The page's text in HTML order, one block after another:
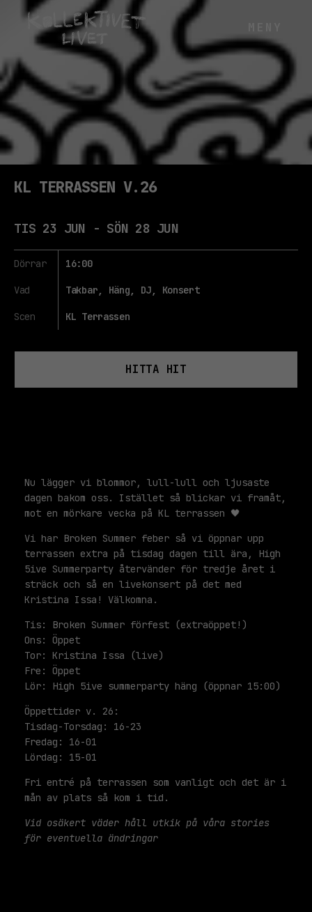
KL TERRASSEN V.26
TIS 23 JUN - SÖN 28 JUN
Dörrar 16:00
Vad Takbar, Häng, DJ, Konsert
Scen KL Terrassen
HITTA HIT
Nu lägger vi blommor, lull-lull och ljusaste
dagen bakom oss. Istället så blickar vi framåt,
mot en mörkare vecka på KL terrassen 🖤
Vi har Broken Summer feber så vi öppnar upp
terrassen extra på tisdag dagen till ära, High
5ive Summerparty återvänder för tredje året i
sträck och så en livekonsert på det med
Kristina Issa! Välkomna.
Tis: Broken Summer förfest (extraöppet!)
Ons: Öppet
Tor: Kristina Issa (live)
Fre: Öppet
Lör: High 5ive summerparty häng (öppnar 15:00)
Öppettider v. 26:
Tisdag-Torsdag: 16-23
Fredag: 16-01
Lördag: 15-01
Fri entré på terrassen som vanligt och det är i
mån av plats så kom i tid.
Vid osäkert väder håll utkik på våra stories
för eventuella ändringar